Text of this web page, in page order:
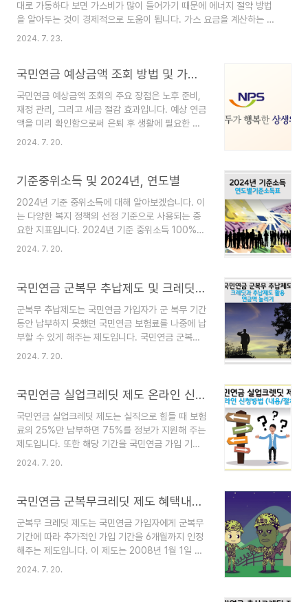
릿지 등의 보철치료를 포함한 상품이 있습니다.라이
나 생명 치아보험 현대해상: 다양한 치아보험 상품
을 제공하며, 고객의 필요에 맞춘 맞춤형 보장이 가
KB손해보험 (LI..
대로 가동하다 보면 가스비가 많이 들어가기 때문에 에너지 절약 방법
을 알아두는 것이 경제적으로 도움이 됩니다. 가스 요금을 계산하는 방
법으로는 집마다 있는 자가검침계를 이용하여 직접 계산하거나, 관련
울철 난방비, 여름철 전기세 등 에너지비를 절약하는 방법을 알아두면
주소를 모르거나 집에 PC가 없는 경우, 스마트폰 앱을 사용할 수 있습
니다. 거주하는 지역의 가스 공사를 검색하여 해당 앱을 다운로드하면
됩니다. PC 가스 요금조회 하기 ..
2024. 7. 23.
국민연금 예상금액 조회 방법 및 가입 기간 늘릴 수 있는 방법
국민연금 예상금액 조회의 주요 장점은 노후 준비,
재정 관리, 그리고 세금 절감 효과입니다. 예상 연금
액을 미리 확인함으로써 은퇴 후 생활에 필요한 재
정 계획을 세울 수 있습니다. 또한, 현재의 재정 상
대상이므로 세금 절감 효과도 기대할 수 있습니다
을 조회하기 위해서는 국민연금공단의 다양한 온라
인 서비스를 이용할 수 있습니다. 다음은 예상연금
액을 확인하는 방법입니다, NPS 전자민원서비스◦
국민연금공단의 전자민원서비스 웹사이트를 통해
자도 포함됩니다.국민연..
2024. 7. 20.
기준중위소득 및 2024년, 연도별
2024년 기준 중위소득에 대해 알아보겠습니다. 이
는 다양한 복지 정책의 선정 기준으로 사용되는 중
요한 지표입니다. 2024년 기준 중위소득 100%는
아래와 같고, 이를 활용해 다양한 정책을 추진할 수
기준) 1인 가구: 2,228,445원2인 가구:
5,729,913원5인 가구: 6,695,735원6인 가구:
7,618,369원 연도별 기준중위소득표기준 중위소
득은 보건복지부장관이 고시하는 국민 가구소득의
중윗값입니다. 복지 정책의 기준으로 활용되며, 매
2024. 7. 20.
국민연금 군복무 추납제도 및 크레딧과 추납제도 활용 연금액 2배 늘리기
군복무 추납제도는 국민연금 가입자가 군 복무 기간
동안 납부하지 못했던 국민연금 보험료를 나중에 납
부할 수 있게 해주는 제도입니다. 국민연금 군복무
크레딧제도와 함께 이용하면 국민연금액을 2배로
액을 약 2배 증가시킬 수 있습니다. 이는 노후 준비
국민연금 군복무 추납 신청국민연금 군복무 추납
신청 방법은 다음과 같습니다. 국민연금 군복무 추
납신청 온라인 신청 국민연금공단 홈페이지 홈페이
지 > 개인 > 신고/신청 > 추납보험료 납부 신청 >
추납..
2024. 7. 20.
국민연금 실업크레딧 제도 온라인 신청방법 및 내용, 절차
국민연금 실업크레딧 제도는 실직으로 힘들 때 보험
료의 25%만 납부하면 75%를 정보가 지원해 주는
제도입니다. 또한 해당 기간을 국민연금 가입 기간
으로 인정해주는 제도입니다. 18세 이상 60세 미
보장을 강화하기 위해 2016년 8월부터 시행되고
금 실업크레딧 제도는 실업 기간 동안 국민연금 보
험료 납부가 어려운 사람들을 지원하기 위해 마련된
제도입니다. 이 제도의 주요 특징을 알려드립니
다. 국민연금 실업크레딧 제도 온라인 신청하기 목
2024. 7. 20.
국민연금 군복무크레딧 제도 혜택내용, 신청방법
군복무 크레딧 제도는 국민연금 가입자에게 군복무
기간에 따라 추가적인 가입 기간을 6개월까지 인정
해주는 제도입니다. 이 제도는 2008년 1월 1일 이
후 군에 입대하여 6개월 이상의 병역 의무를 이행한
2024. 7. 20.